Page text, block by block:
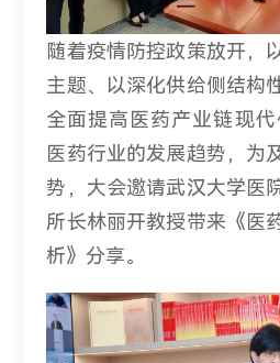
随着疫情防控政策放开，
主题、以深化供给侧结构
全面提高医药产业链现
医药行业的发展趋势，为
势，大会邀请武汉大学医
所长林丽开教授带来《医
析》分享。